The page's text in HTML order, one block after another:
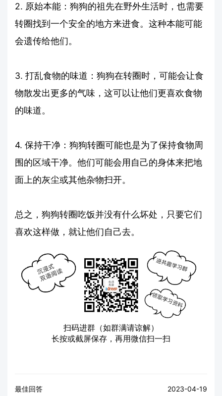
2. 原始本能：狗狗的祖先在野外生活时，也需要
转圈找到一个安全的地方来进食。这种本能可能
会遗传给他们。
3. 打乱食物的味道：狗狗在转圈时，可能会让食
物散发出更多的气味，这可以让他们更喜欢食物
的味道。
4. 保持干净：狗狗转圈可能也是为了保持食物周
围的区域干净。他们可能会用自己的身体来把地
面上的灰尘或其他杂物扫开。
总之，狗狗转圈吃饭并没有什么坏处，只要它们
喜欢这样做，就让他们自己去。
扫码进群（如群满请谅解）
长按或截屏保存，再用微信扫一扫
最佳回答 2023-04-19